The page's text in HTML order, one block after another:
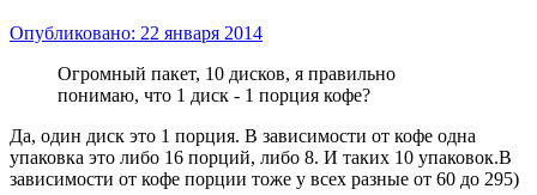
Опубликовано: 22 января 2014
Огромный пакет, 10 дисков, я правильно
понимаю, что 1 диск - 1 порция кофе?
Да, один диск это 1 порция. В зависимости от кофе одна
упаковка это либо 16 порций, либо 8. И таких 10 упаковок.В
зависимости от кофе порции тоже у всех разные от 60 до 295)